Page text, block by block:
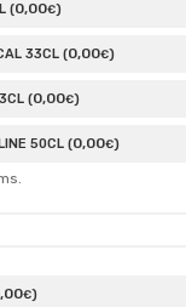
(0,00€)
33CL (0,00€)
(0,00€)
50CL (0,00€)
,00€)